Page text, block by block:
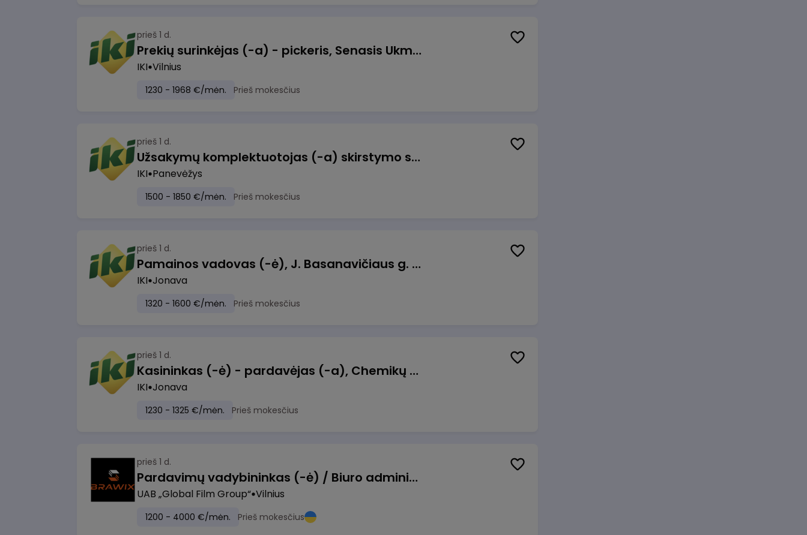
prieš 1 d.
Prekių surinkėjas (-a) - pickeris, Senasis Ukmergės kelias 8, Avižieniai
IKI Vilnius
1230 - 1968 €/mėn. Prieš mokesčius
prieš 1 d.
Užsakymų komplektuotojas (-a) skirstymo sandėlyje
IKI Panevėžys
1500 - 1850 €/mėn. Prieš mokesčius
prieš 1 d.
Pamainos vadovas (-ė), J. Basanavičiaus g. 6, Jonava
IKI Jonava
1320 - 1600 €/mėn. Prieš mokesčius
prieš 1 d.
Kasininkas (-ė) - pardavėjas (-a), Chemikų g. 1, Jonava
IKI Jonava
1230 - 1325 €/mėn. Prieš mokesčius
prieš 1 d.
Pardavimų vadybininkas (-ė) / Biuro administratorius (-ė) (B2B)
UAB „Global Film Group“ Vilnius
1200 - 4000 €/mėn. Prieš mokesčius